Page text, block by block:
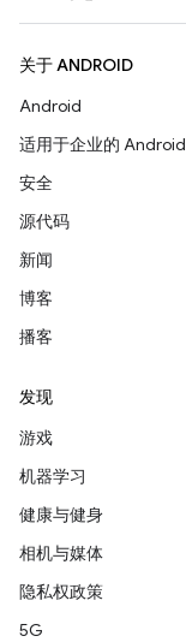
关于 ANDROID
Android
适用于企业的 Android
安全
源代码
新闻
博客
播客
发现
游戏
机器学习
健康与健身
相机与媒体
隐私权政策
5G